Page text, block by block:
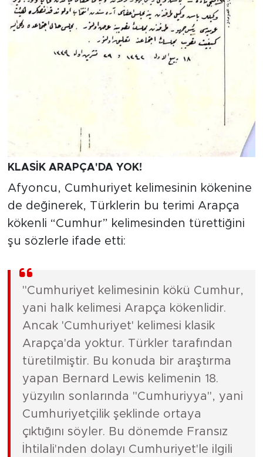
KLASİK ARAPÇA'DA YOK!
Afyoncu, Cumhuriyet kelimesinin kökenine
de değinerek, Türklerin bu terimi Arapça
kökenli “Cumhur” kelimesinden türettiğini
şu sözlerle ifade etti:
"Cumhuriyet kelimesinin kökü Cumhur,
yani halk kelimesi Arapça kökenlidir.
Ancak 'Cumhuriyet' kelimesi klasik
Arapça'da yoktur. Türkler tarafından
türetilmiştir. Bu konuda bir araştırma
yapan Bernard Lewis kelimenin 18.
yüzyılın sonlarında "Cumhuriyya", yani
Cumhuriyetçilik şeklinde ortaya
çıktığını söyler. Bu dönemde Fransız
İhtilali'nden dolayı Cumhuriyet'le ilgili